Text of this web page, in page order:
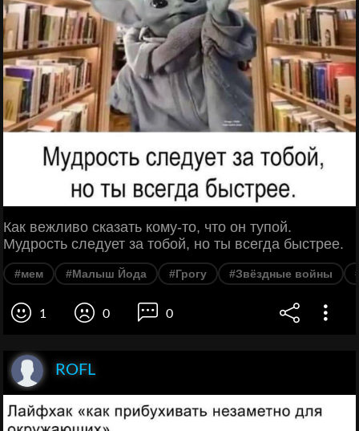
Как вежливо сказать кому-то, что он тупой.
Мудрость следует за тобой, но ты всегда быстрее.
#мем #Малыш Йода #Грогу #Звёздные войны
1 0 0
ROFL